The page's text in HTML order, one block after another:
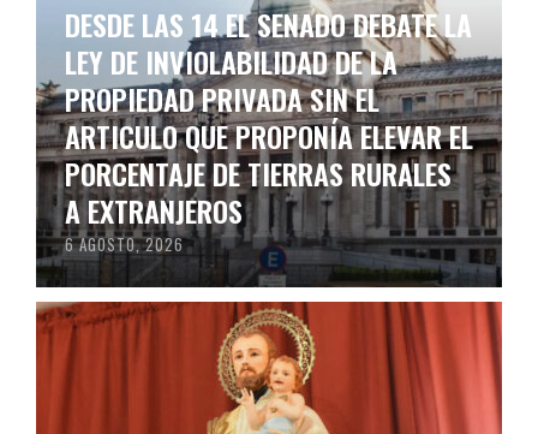
DESDE LAS 14 EL SENADO DEBATE LA
LEY DE INVIOLABILIDAD DE LA
PROPIEDAD PRIVADA SIN EL
ARTICULO QUE PROPONÍA ELEVAR EL
PORCENTAJE DE TIERRAS RURALES
A EXTRANJEROS
6 AGOSTO, 2026